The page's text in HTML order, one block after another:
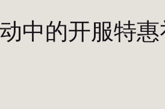
中的开服特